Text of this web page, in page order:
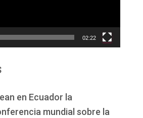
02:22
en Ecuador la
mundial sobre la